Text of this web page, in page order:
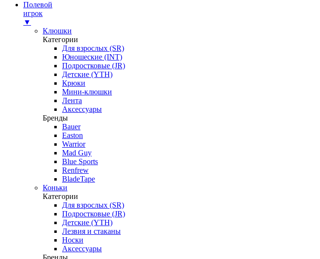
Полевой
игрок
▼
Клюшки
Категории
Для взрослых (SR)
Юношеские (INT)
Подростковые (JR)
Детские (YTH)
Крюки
Мини-клюшки
Лента
Аксессуары
Бренды
Bauer
Easton
Warrior
Mad Guy
Blue Sports
Renfrew
BladeTape
Коньки
Категории
Для взрослых (SR)
Подростковые (JR)
Детские (YTH)
Лезвия и стаканы
Носки
Аксессуары
Бренды